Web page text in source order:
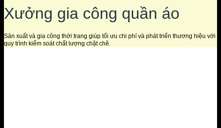
Xưởng gia công quần áo
Sản xuất và gia công thời trang giúp tối ưu chi phí và phát triển thương hiệu với
quy trình kiểm soát chất lượng chặt chẽ.